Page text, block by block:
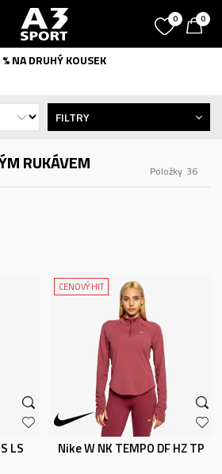
0 0
NA DRUHÝ KOUSEK
RUKÁVEM 36
Položky
FILTRY
LS
CENOVÝ HIT
Nike W NK TEMPO DF HZ TP